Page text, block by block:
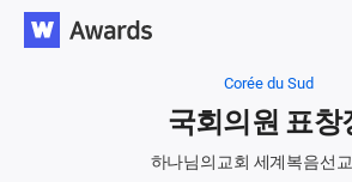
Corée du Sud
국회의원 표창
하나님의교회 세계복음선